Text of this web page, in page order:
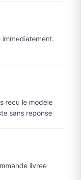
immediatement.
recu le modele
sans reponse
livree